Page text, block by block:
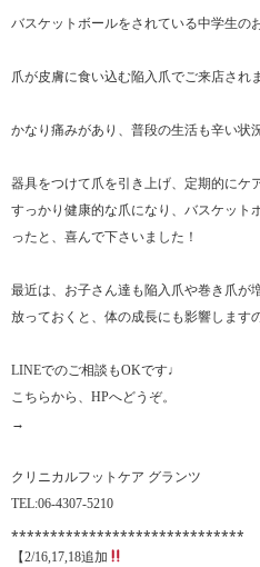
バスケットボールをされている中学生の
爪が皮膚に食い込む陥入爪でご来店され
かなり痛みがあり、普段の生活も辛い状
器具をつけて爪を引き上げ、定期的にケ
すっかり健康的な爪になり、バスケット
ったと、喜んで下さいました！
最近は、お子さん達も陥入爪や巻き爪が
放っておくと、体の成長にも影響します
LINEでのご相談もOKです♩
こちらから、HPへどうぞ。
→
クリニカルフットケア グランツ
TEL:06-4307-5210
⁎⁎⁎⁎⁎⁎⁎⁎⁎⁎⁎⁎⁎⁎⁎⁎⁎⁎⁎⁎⁎⁎⁎⁎⁎⁎⁎⁎⁎⁎
【2/16,17,18追加